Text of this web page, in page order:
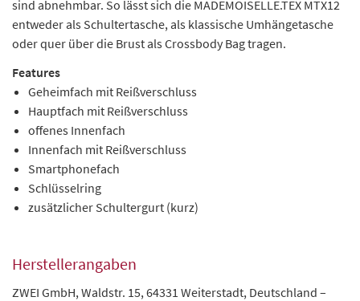
sind abnehmbar. So lässt sich die MADEMOISELLE.TEX MTX12
entweder als Schultertasche, als klassische Umhängetasche
oder quer über die Brust als Crossbody Bag tragen.
Features
Geheimfach mit Reißverschluss
Hauptfach mit Reißverschluss
offenes Innenfach
Innenfach mit Reißverschluss
Smartphonefach
Schlüsselring
zusätzlicher Schultergurt (kurz)
Herstellerangaben
ZWEI GmbH, Waldstr. 15, 64331 Weiterstadt, Deutschland –